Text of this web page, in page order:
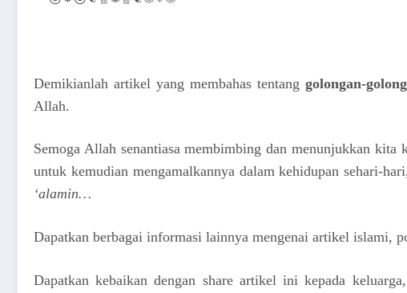
Demikianlah artikel yang membahas tentang golongan-
Allah.
Semoga Allah senantiasa membimbing dan menunjukkan
untuk kemudian mengamalkannya dalam kehidupan sehari-
‘alamin…
Dapatkan berbagai informasi lainnya mengenai artikel islami,
Dapatkan kebaikan dengan share artikel ini kepada